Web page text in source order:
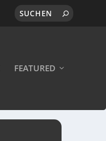
FEATURED